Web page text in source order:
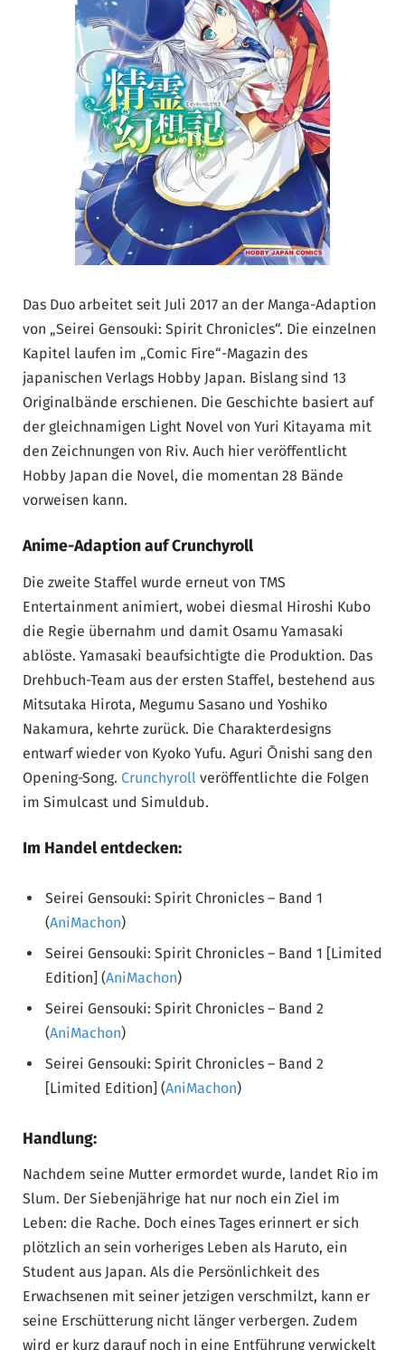
Das Duo arbeitet seit Juli 2017 an der Manga-Adaption
von „Seirei Gensouki: Spirit Chronicles“. Die einzelnen
Kapitel laufen im „Comic Fire“-Magazin des
japanischen Verlags Hobby Japan. Bislang sind 13
Originalbände erschienen. Die Geschichte basiert auf
der gleichnamigen Light Novel von Yuri Kitayama mit
den Zeichnungen von Riv. Auch hier veröffentlicht
Hobby Japan die Novel, die momentan 28 Bände
vorweisen kann.
Anime-Adaption auf Crunchyroll
Die zweite Staffel wurde erneut von TMS
Entertainment animiert, wobei diesmal Hiroshi Kubo
die Regie übernahm und damit Osamu Yamasaki
ablöste. Yamasaki beaufsichtigte die Produktion. Das
Drehbuch-Team aus der ersten Staffel, bestehend aus
Mitsutaka Hirota, Megumu Sasano und Yoshiko
Nakamura, kehrte zurück. Die Charakterdesigns
entwarf wieder von Kyoko Yufu. Aguri Ōnishi sang den
Opening-Song. Crunchyroll veröffentlichte die Folgen
im Simulcast und Simuldub.
Im Handel entdecken:
Seirei Gensouki: Spirit Chronicles – Band 1
(AniMachon)
Seirei Gensouki: Spirit Chronicles – Band 1 [Limited
Edition] (AniMachon)
Seirei Gensouki: Spirit Chronicles – Band 2
(AniMachon)
Seirei Gensouki: Spirit Chronicles – Band 2
[Limited Edition] (AniMachon)
Handlung:
Nachdem seine Mutter ermordet wurde, landet Rio im
Slum. Der Siebenjährige hat nur noch ein Ziel im
Leben: die Rache. Doch eines Tages erinnert er sich
plötzlich an sein vorheriges Leben als Haruto, ein
Student aus Japan. Als die Persönlichkeit des
Erwachsenen mit seiner jetzigen verschmilzt, kann er
seine Erschütterung nicht länger verbergen. Zudem
wird er kurz darauf noch in eine Entführung verwickelt